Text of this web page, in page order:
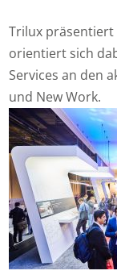
Trilux präsentiert
orientiert sich
Services an den
und New Work.